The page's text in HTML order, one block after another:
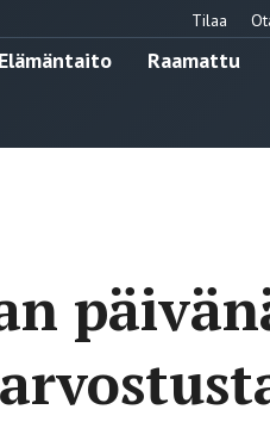
Tilaa
Elämäntaito Raamattu